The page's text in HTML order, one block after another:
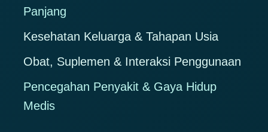
Panjang
Kesehatan Keluarga & Tahapan Usia
Obat, Suplemen & Interaksi Penggunaan
Pencegahan Penyakit & Gaya Hidup
Medis